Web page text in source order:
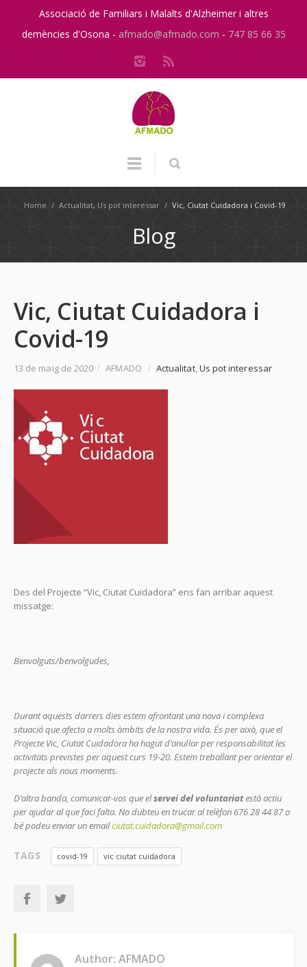
Associació de Familiars i Malalts d'Alzheimer i altres
demències d'Osona - afmado@afmado.com - 747 85 66 35
Home / Actualitat, Us pot interessar / Vic, Ciutat Cuidadora i Covid-19
Blog
Vic, Ciutat Cuidadora i
Covid-19
13 de maig de 2020 / AFMADO / Actualitat,Us pot interessar
Des del Projecte “Vic, Ciutat Cuidadora” ens fan arribar aquest
missatge:
Benvolguts/benvolgudes,
Durant aquests darrers dies estem afrontant una nova i complexa
situació que afecta a molts àmbits de la nostra vida. És per això, que el
Projecte Vic, Ciutat Cuidadora ha hagut d’anul·lar per responsabilitat les
activitats previstes per aquest curs 19-20. Estem treballant per orientar el
projecte als nous moments.
D’altra banda, comunicar-vos que elservei del voluntariatestà actiu
per ajudar al que faci falta. No dubteu en trucar al telèfon 676 28 44 87 o
bé podeu enviar un emailciutat.cuidadora@gmail.com
TAGS covid-19 vic ciutat cuidadora
Author: AFMADO